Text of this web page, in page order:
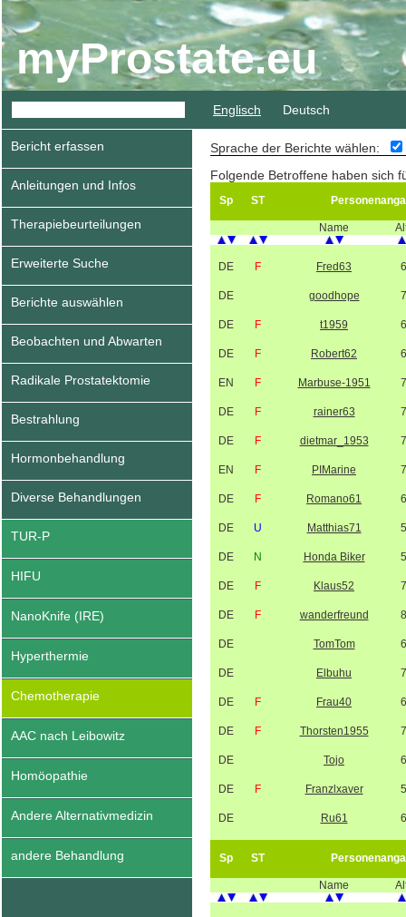
myProstate.eu
Englisch Deutsch
Bericht erfassen
Anleitungen und Infos
Therapiebeurteilungen
Erweiterte Suche
Berichte auswählen
Beobachten und Abwarten
Radikale Prostatektomie
Bestrahlung
Hormonbehandlung
Diverse Behandlungen
TUR-P
HIFU
NanoKnife (IRE)
Hyperthermie
Chemotherapie
AAC nach Leibowitz
Homöopathie
Andere Alternativmedizin
andere Behandlung
Sprache der Berichte wählen:
Folgende Betroffene haben sich
Sp ST
Name
DE F Fred63
DE goodhope
DE F t1959
DE F Robert62
EN F Marbuse-1951
DE F rainer63
DE F dietmar_1953
EN F PIMarine
DE F Romano61
DE U Matthias71
DE N Honda Biker
DE F Klaus52
DE F wanderfreund
DE TomTom
DE Elbuhu
DE F Frau40
DE F Thorsten1955
DE Tojo
DE F Franzlxaver
DE Ru61
Sp ST
Name